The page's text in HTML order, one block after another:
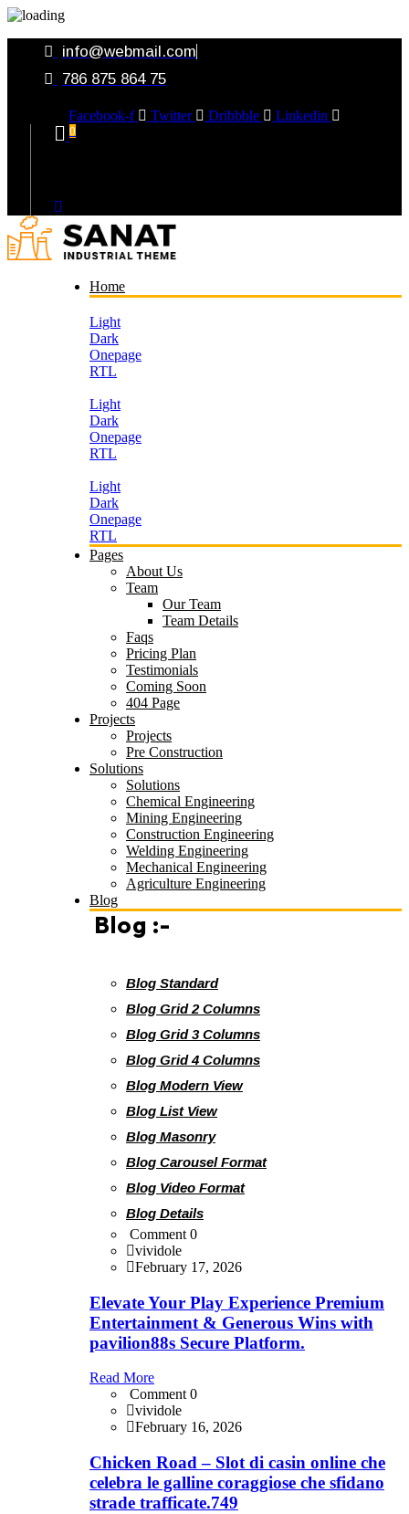
info@webmail.com
786 875 864 75
Facebook-f Twitter Dribbble Linkedin
0
Home
Light
Dark
Onepage
RTL
Light
Dark
Onepage
RTL
Light
Dark
Onepage
RTL
Pages
About Us
Team
Our Team
Team Details
Faqs
Pricing Plan
Testimonials
Coming Soon
404 Page
Projects
Projects
Pre Construction
Solutions
Solutions
Chemical Engineering
Mining Engineering
Construction Engineering
Welding Engineering
Mechanical Engineering
Agriculture Engineering
Blog
Blog :-
Blog Standard
Blog Grid 2 Columns
Blog Grid 3 Columns
Blog Grid 4 Columns
Blog Modern View
Blog List View
Blog Masonry
Blog Carousel Format
Blog Video Format
Blog Details
Comment 0
vividole
February 17, 2026
Elevate Your Play Experience Premium
Entertainment & Generous Wins with
pavilion88s Secure Platform.
Read More
Comment 0
vividole
February 16, 2026
Chicken Road – Slot di casin online che
celebra le galline coraggiose che sfidano
strade trafficate.749